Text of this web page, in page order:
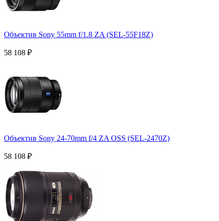
Объектив Sony 55mm f/1.8 ZA (SEL-55F18Z)
58 108 ₽
Объектив Sony 24-70mm f/4 ZA OSS (SEL-2470Z)
58 108 ₽